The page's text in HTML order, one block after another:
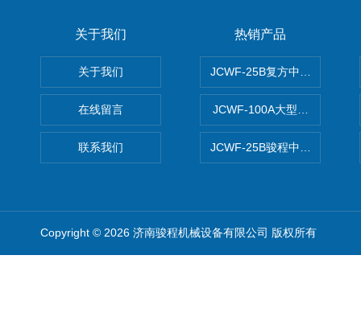
关于我们
关于我们
在线留言
联系我们
热销产品
JCWF-25B复方中药材超微粉
JCWF-100A大型中药材超微
JCWF-25B骏程中草药超细粉
Copyright © 2026 济南骏程机械设备有限公司 版权所有